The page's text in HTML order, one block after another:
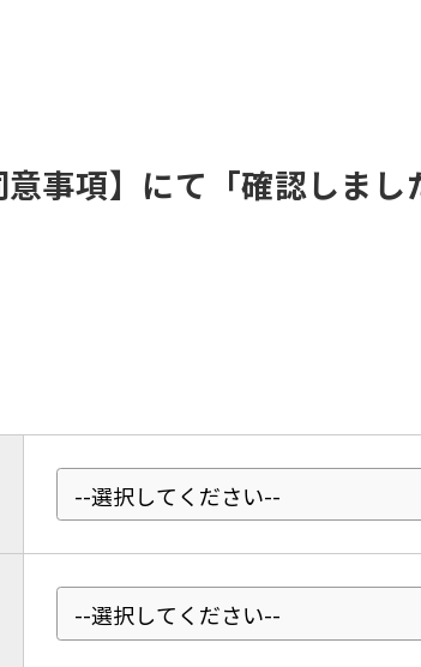
事項】にて「確認しま
translated mechanically, so it may
be an accurate translation.